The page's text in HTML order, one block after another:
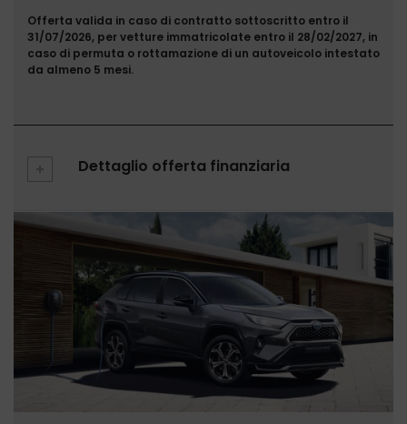
Offerta valida in caso di contratto sottoscritto entro il
31/07/2026, per vetture immatricolate entro il 28/02/2027, in
caso di permuta o rottamazione di un autoveicolo intestato
da almeno 5 mesi.
Dettaglio offerta finanziaria